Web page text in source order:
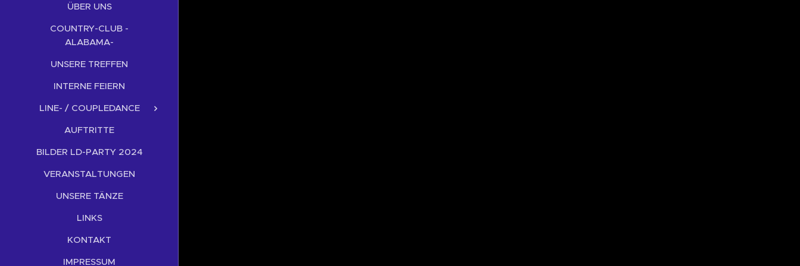
ÜBER UNS
COUNTRY-CLUB -
ALABAMA-
UNSERE TREFFEN
INTERNE FEIERN
LINE- / COUPLEDANCE
AUFTRITTE
BILDER LD-PARTY 2024
VERANSTALTUNGEN
UNSERE TÄNZE
LINKS
KONTAKT
IMPRESSUM